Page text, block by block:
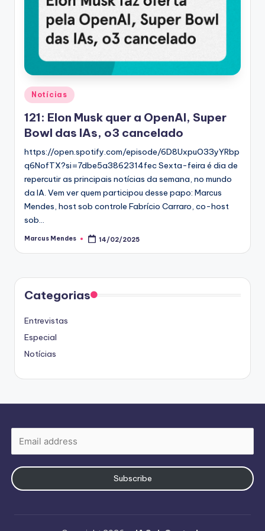
Posted
in
Notícias
121: Elon Musk quer a OpenAI, Super
Bowl das IAs, o3 cancelado
https://open.spotify.com/episode/6D8UxpuO33yYRbp
q6NofTX?si=7dbe5a3862314fec Sexta-feira é dia de
repercutir as principais notícias da semana, no mundo
da IA. Vem ver quem participou desse papo: Marcus
Mendes, host sob controle Fabrício Carraro, co-host
sob…
Posted
Marcus Mendes 14/02/2025
Categorias
Entrevistas
Especial
Notícias
Subscribe